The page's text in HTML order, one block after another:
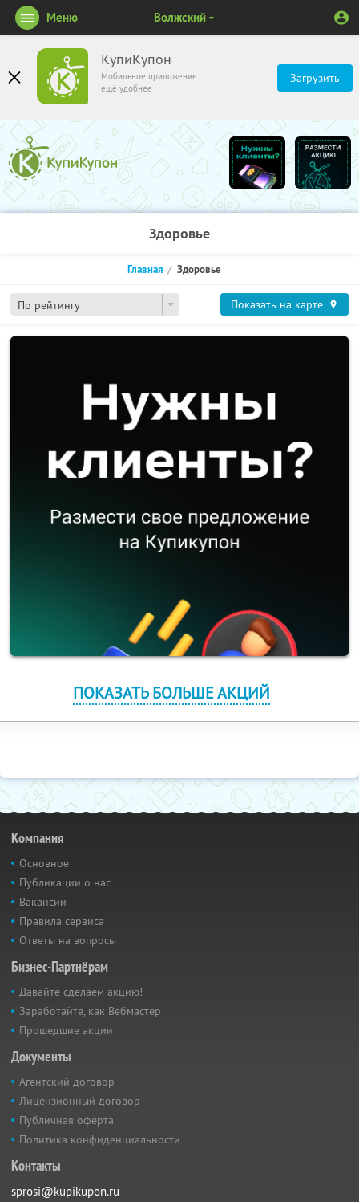
КупиКупон
Мобильное приложение
ещё удобнее
Загрузить
Меню Волжский
Здоровье
По рейтингу
Главная Здоровье
Показать на карте
ПОКАЗАТЬ БОЛЬШЕ АКЦИЙ
Компания
Основное
Публикации о нас
Вакансии
Правила сервиса
Ответы на вопросы
Бизнес-Партнёрам
Давайте сделаем акцию!
Заработайте, как Вебмастер
Прошедшие акции
Документы
Агентский договор
Лицензионный договор
Публичная оферта
Политика конфиденциальности
Контакты
sprosi@kupikupon.ru